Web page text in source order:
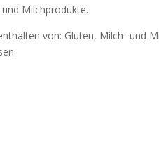
Milchprodukte.
von: Gluten, Milch- und